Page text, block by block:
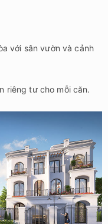
với sân vườn và cảnh
riêng tư cho mỗi căn.